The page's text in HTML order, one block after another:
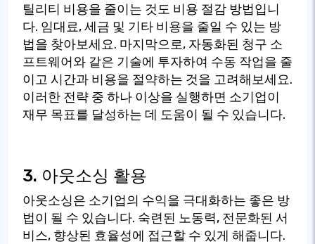
틸리티 비용을 줄이는 것도 비용 절감 방법입니
다. 임대료, 세금 및 기타 비용을 줄일 수 있는 방
법을 찾아보세요. 마지막으로, 자동화된 청구 소
프트웨어와 같은 기술에 투자하여 수동 작업을 줄
이고 시간과 비용을 절약하는 것을 고려해보세요.
이러한 전략 중 하나 이상을 실행하면 소기업이
재무 목표를 달성하는 데 도움이 될 수 있습니다.
3. 아웃소싱 활용
아웃소싱은 소기업의 수익을 극대화하는 좋은 방
법이 될 수 있습니다. 숙련된 노동력, 전문화된 서
비스, 향상된 효율성에 접근할 수 있게 해줍니다.